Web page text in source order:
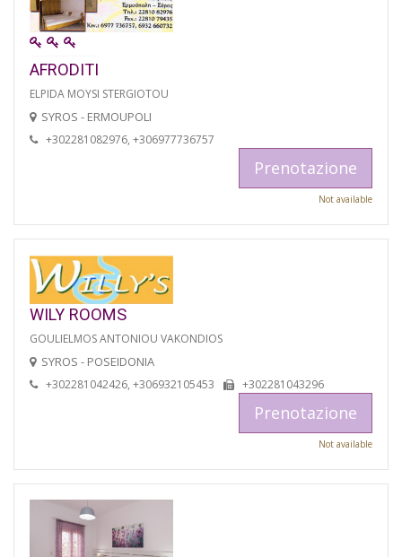
AFRODITI
ELPIDA MOYSI STERGIOTOU
SYROS - ERMOUPOLI
+302281082976, +306977736757
Prenotazione
Not available
WILY ROOMS
GOULIELMOS ANTONIOU VAKONDIOS
SYROS - POSEIDONIA
+302281042426, +306932105453 +302281043296
Prenotazione
Not available